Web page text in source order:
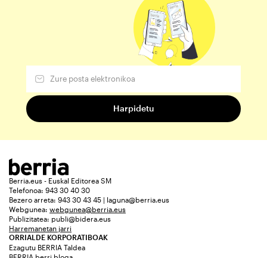
Berria.eus - Euskal Editorea SM
Telefonoa: 943 30 40 30
Bezero arreta: 943 30 43 45 | laguna@berria.eus
Webgunea: webgunea@berria.eus
Publizitatea: publi@bidera.eus
Harremanetan jarri
ORRIALDE KORPORATIBOAK
Ezagutu BERRIA Taldea